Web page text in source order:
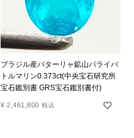
ブラジル産バターリャ鉱山パライバ
トルマリン0.373ct(中央宝石研究所
宝石鑑別書 GRS宝石鑑別書付)
¥ 2,461,800 税込